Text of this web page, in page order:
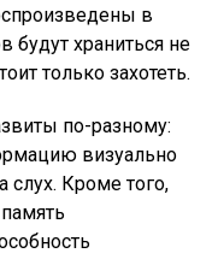
в
будут храниться не
только захотеть.
по-разному:
визуально
слух. Кроме того,